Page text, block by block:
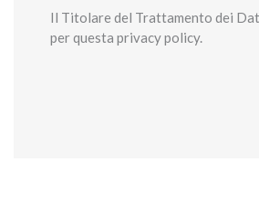
Il Titolare del Trattamento dei
per questa privacy policy.